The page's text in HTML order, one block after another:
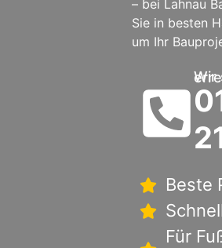
– bei Lahnau
Sie in besten
um Ihr
Wir sind für
Beste
Für